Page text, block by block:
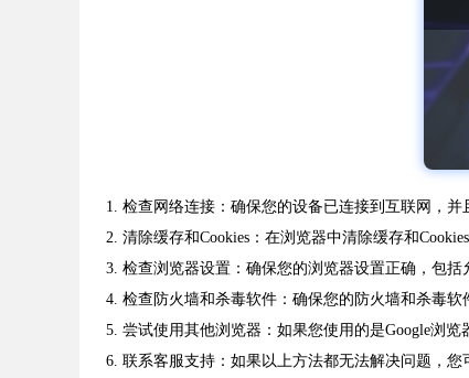
1. 检查网络连接：确保您的设备已连接到互联网，
2. 清除缓存和Cookies：在浏览器中清除缓存和
3. 检查浏览器设置：确保您的浏览器设置正确，包括
4. 检查防火墙和杀毒软件：确保您的防火墙和杀毒
5. 尝试使用其他浏览器：如果您使用的是Google浏
6. 联系客服支持：如果以上方法都无法解决问题，